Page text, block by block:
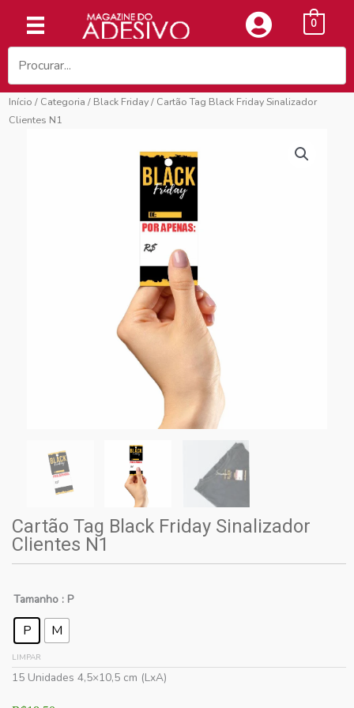
conteúdo
0
Início / Categoria / Black Friday/ Cartão Tag Black Friday Sinalizador
Clientes N1
Cartão Tag Black Friday Sinalizador
Clientes N1
Tamanho : P
P M
LIMPAR
15 Unidades 4,5×10,5 cm (LxA)